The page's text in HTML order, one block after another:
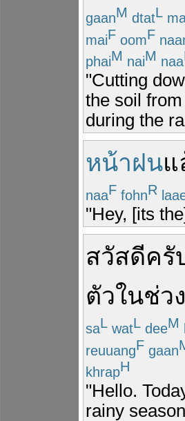
gaanM dtatL
maiF oomF
phaiM naiM naa
"Cutting
the soil
during the
หน้าฝนแ
naaF fohnR
"Hey, [its
สวัสดีครั
ตัวในช่วง
saL watL deeM
reuuangF gaan
khrapH
"Hello.
rainy